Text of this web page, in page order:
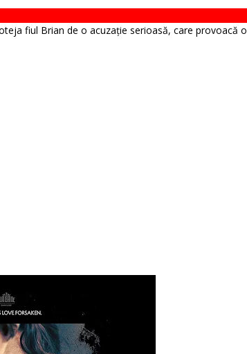
fiul Brian de o acuzație serioasă, care provoacă o